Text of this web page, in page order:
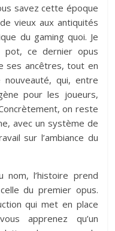
savez cette époque
vieux aux antiquités
du gaming quoi. Je
pot, ce dernier opus
ses ancêtres, tout en
qui, entre
pour les joueurs,
on reste
avec un système de
sur l’ambiance du
nom, l’histoire prend
du premier opus.
qui met en place
apprenez qu’un